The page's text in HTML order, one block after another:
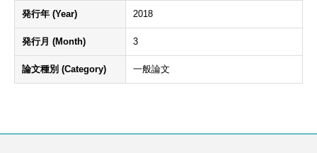
発行年 (Year) 2018
発行月 (Month) 3
論文種別 (Category) 一般論文